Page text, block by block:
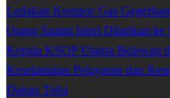
Ledakan Kompor Gas
Orang Suami Isteri Dilarikan ke
Kepala KSOP Utama Belawan
Keselamatan Pelayaran dan
Danau Toba